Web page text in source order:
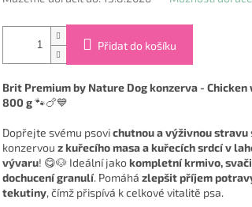
Přidat do košíku
Brit Premium by Nature Dog konzerva -
800 g🐾🍗💙
Dopřejte svému psovichutnou a výživnou stravu
konzervou z kuřecího masa a kuřecích srdcí v
vývaru! 😋🐶 Ideální jakokompletní krmivo,
dochucení granulí. Pomáhá zlepšit příjem
tekutiny, čímž přispívá k celkové vitalitě psa.